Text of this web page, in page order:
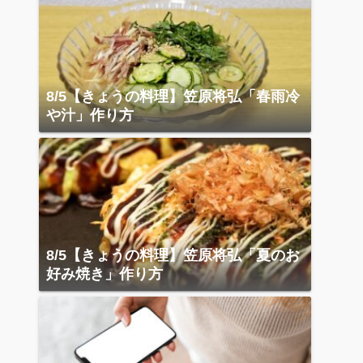
8/5【きょうの料理】笠原将弘「春雨冷
や汁」作り方
8/5【きょうの料理】笠原将弘「夏のお
好み焼き」作り方